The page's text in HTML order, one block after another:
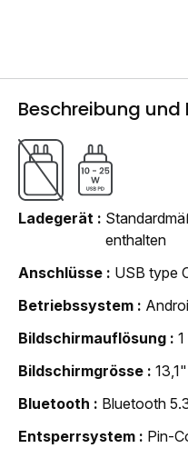
Beschreibung und
Ladegerät
enthalten
Anschlüsse
USB type
Betriebssystem
Bildschirmauflösung
Bildschirmgrösse
13,1"
Bluetooth
Bluetooth
Entsperrsystem
Pin-